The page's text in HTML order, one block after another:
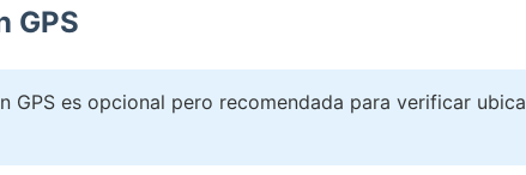
GPS
GPS es opcional pero recomendada para verificar